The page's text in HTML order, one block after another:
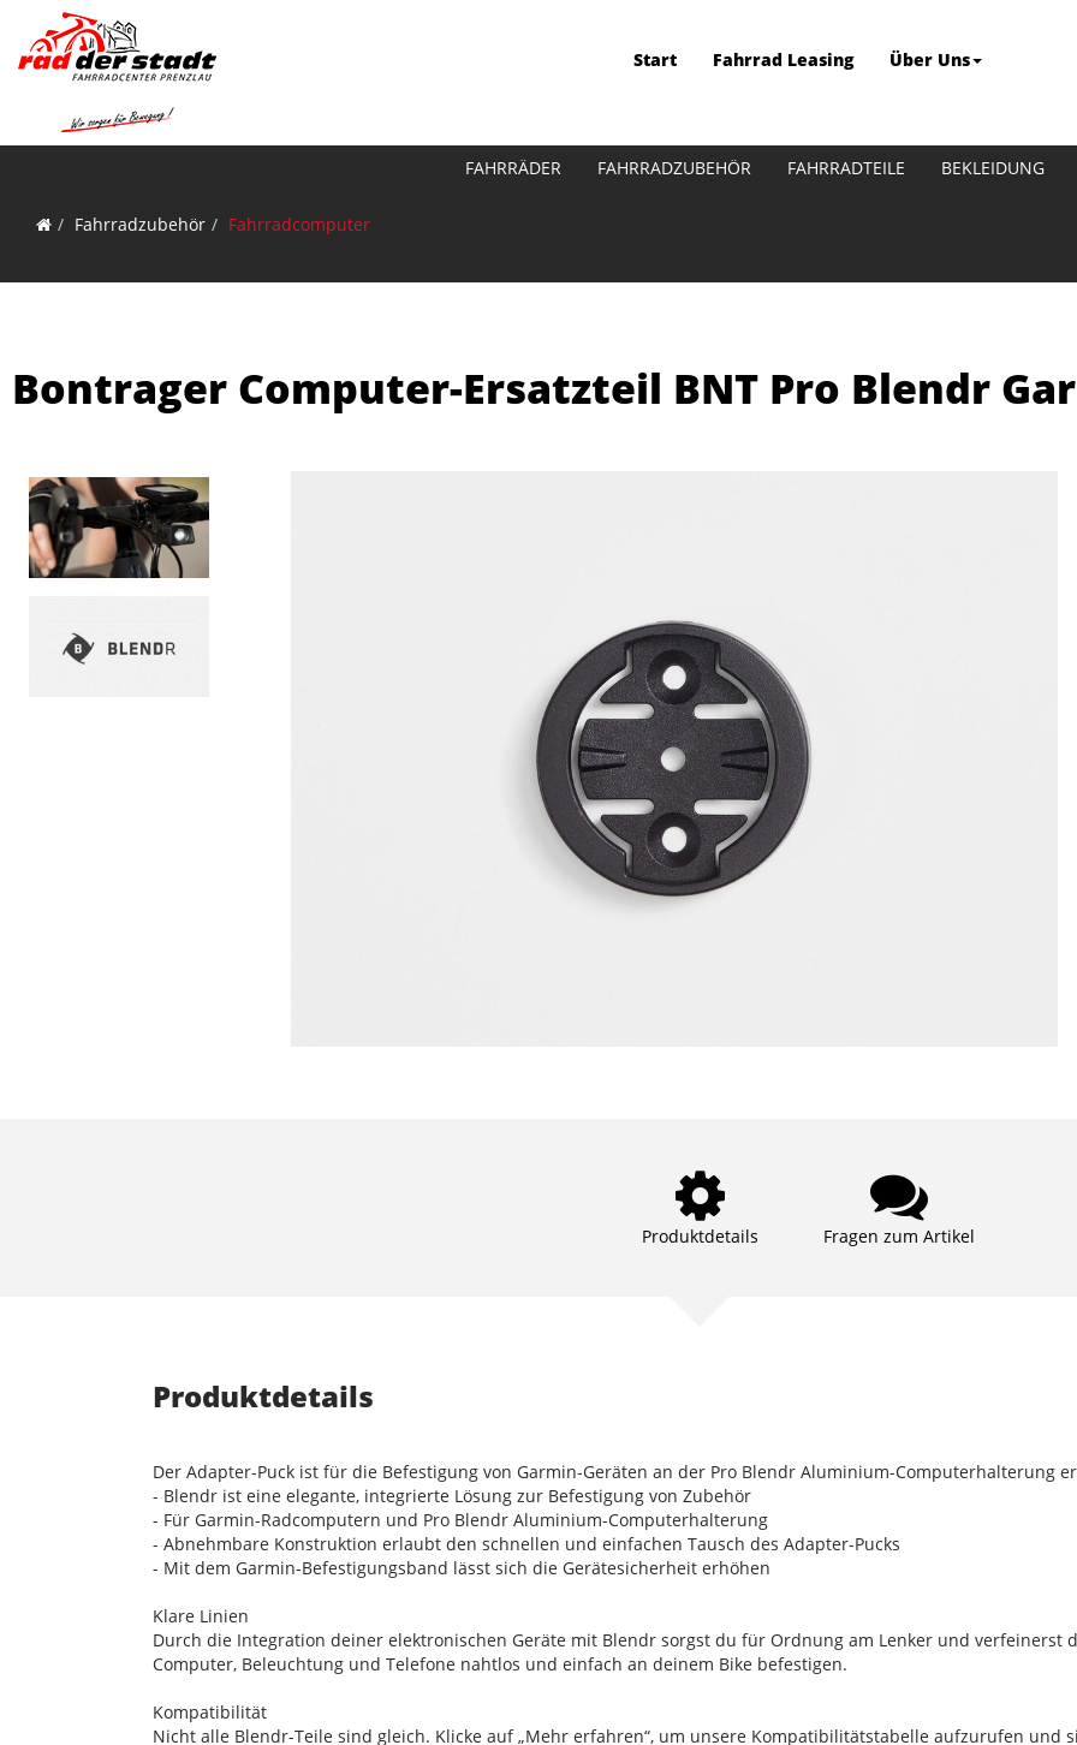
Start Fahrrad Leasing Über Uns
FAHRRÄDER FAHRRADZUBEHÖR FAHRRADTEILE BEKLEIDUNG
Fahrradzubehör Fahrradcomputer
Bontrager Computer-Ersatzteil BNT Pro Blendr
Produktdetails Fragen zum Artikel
Produktdetails
Der Adapter-Puck ist für die Befestigung von Garmin-Geräten an der Pro Blendr Aluminium-Computerhalterung
- Blendr ist eine elegante, integrierte Lösung zur Befestigung von Zubehör
- Für Garmin-Radcomputern und Pro Blendr Aluminium-Computerhalterung
- Abnehmbare Konstruktion erlaubt den schnellen und einfachen Tausch des Adapter-Pucks
- Mit dem Garmin-Befestigungsband lässt sich die Gerätesicherheit erhöhen
Klare Linien
Durch die Integration deiner elektronischen Geräte mit Blendr sorgst du für Ordnung am Lenker und verfeinerst
Computer, Beleuchtung und Telefone nahtlos und einfach an deinem Bike befestigen.
Kompatibilität
Nicht alle Blendr-Teile sind gleich. Klicke auf „Mehr erfahren“, um unsere Kompatibilitätstabelle aufzurufen und